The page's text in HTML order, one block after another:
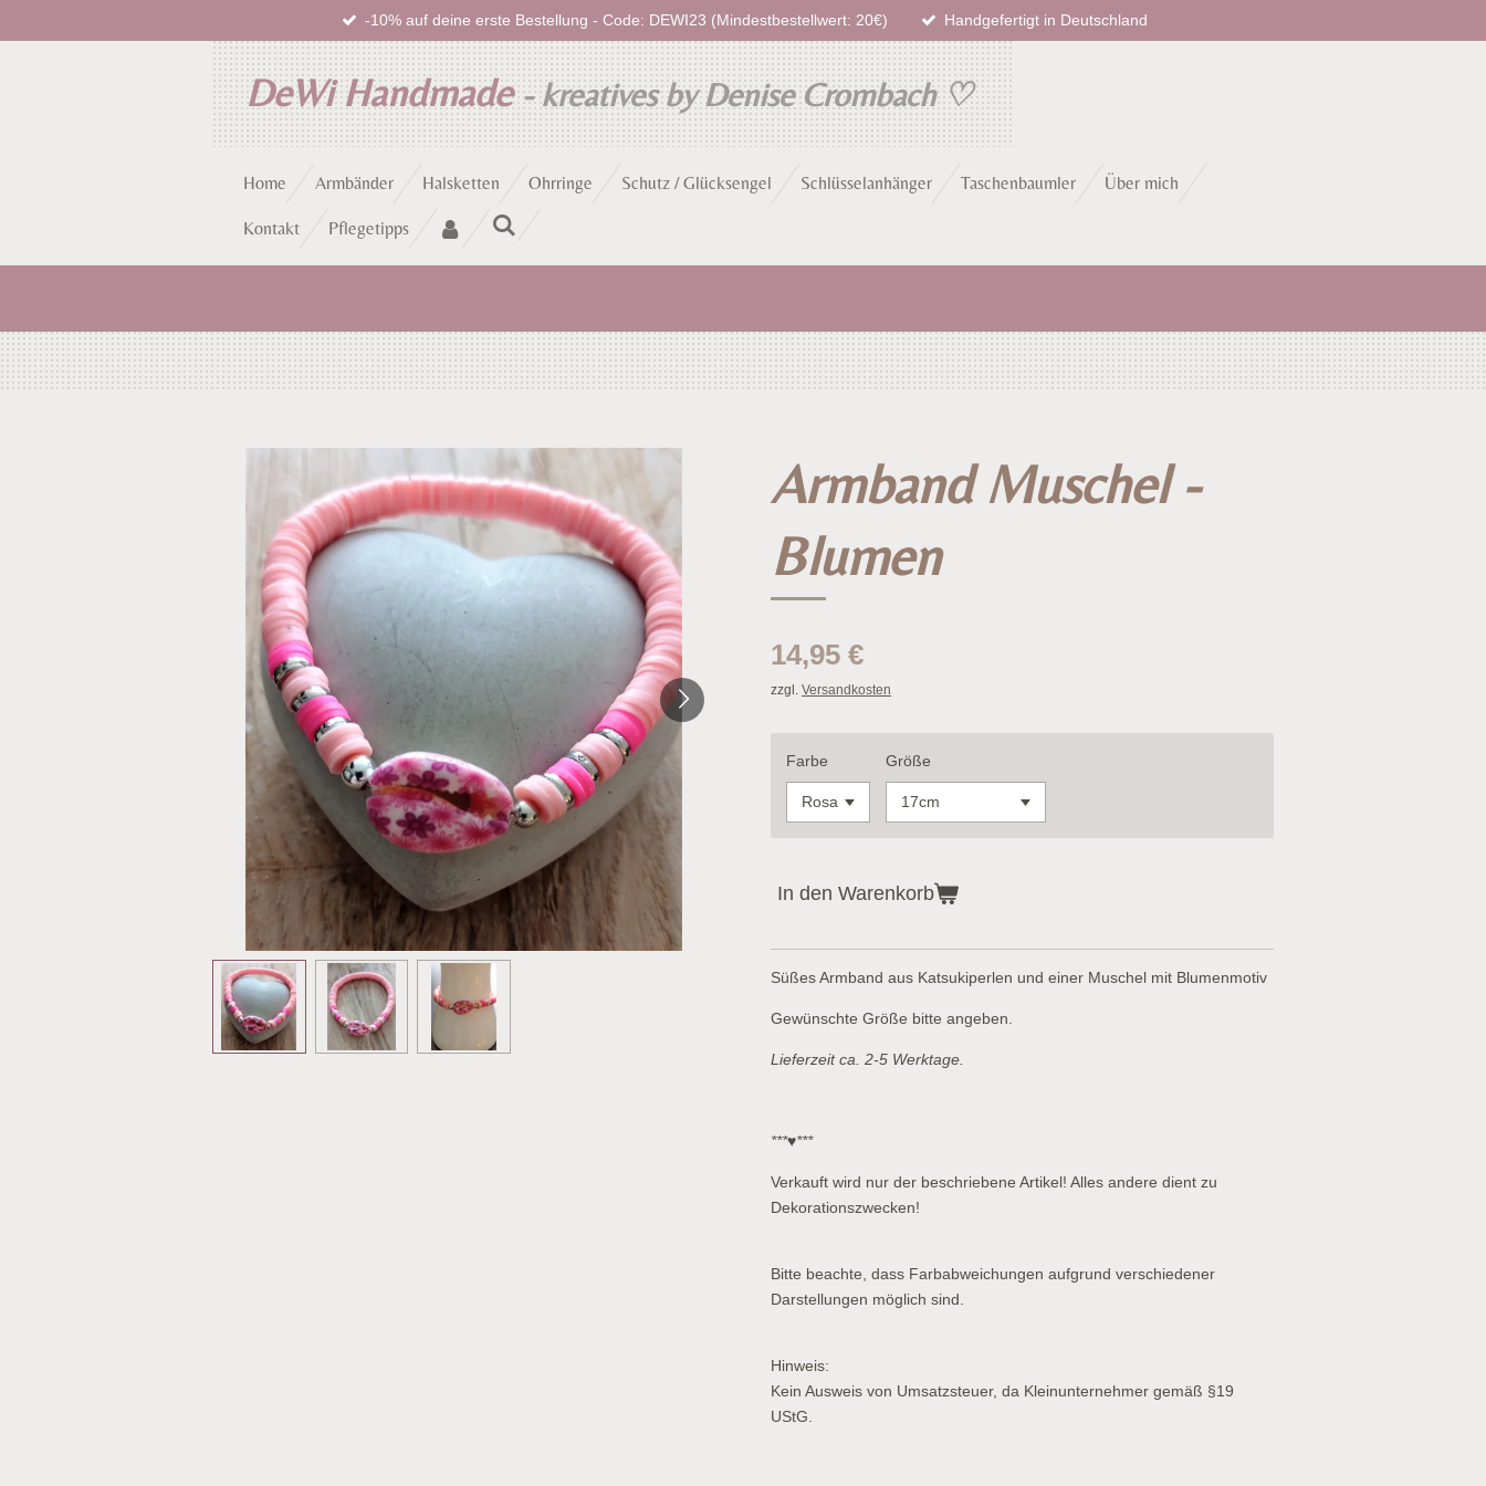
-10% auf deine erste Bestellung - Code: DEWI23 (Mindestbestellwert: 20€) Handgefertigt in Deutschland
DeWi Handmade- kreatives by Denise Crombach♡
Home Armbänder Halsketten Ohrringe Schutz / Glücksengel Schlüsselanhänger Taschenbaumler Über mich
Kontakt Pflegetipps
Armband Muschel -
Blumen
14,95 €
zzgl. Versandkosten
Farbe Größe
In den Warenkorb
Süßes Armband aus Katsukiperlen und einer Muschel mit Blumenmotiv
Gewünschte Größe bitte angeben.
Lieferzeit ca. 2-5 Werktage.
***♥***
Verkauft wird nur der beschriebene Artikel! Alles andere dient zu
Dekorationszwecken!
Bitte beachte, dass Farbabweichungen aufgrund verschiedener
Darstellungen möglich sind.
Hinweis:
Kein Ausweis von Umsatzsteuer, da Kleinunternehmer gemäß §19
UStG.